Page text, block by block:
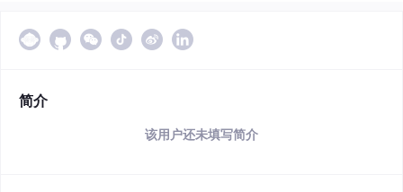
简介
该用户还未填写简介